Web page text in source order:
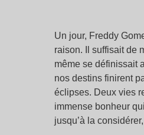
Un jour, Freddy
raison. Il suffisait de
même se définissait
nos destins finirent
éclipses. Deux vies
immense bonheur
jusqu’à la